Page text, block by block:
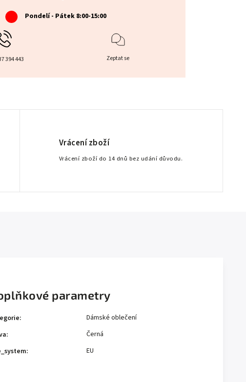
Pondelí - Pátek 8:00-15:00
394 443 Zeptat se
Vrácení zboží
Vrácení zboží do 14 dnů bez udání důvodu.
parametry
:
Dámské oblečení
:
Černá
: EU